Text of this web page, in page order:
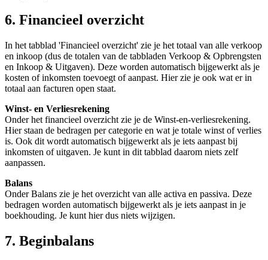
6. Financieel overzicht
In het tabblad 'Financieel overzicht' zie je het totaal van alle verkoop
en inkoop (dus de totalen van de tabbladen Verkoop & Opbrengsten
en Inkoop & Uitgaven). Deze worden automatisch bijgewerkt als je
kosten of inkomsten toevoegt of aanpast. Hier zie je ook wat er in
totaal aan facturen open staat.
Winst- en Verliesrekening
Onder het financieel overzicht zie je de Winst-en-verliesrekening.
Hier staan de bedragen per categorie en wat je totale winst of verlies
is. Ook dit wordt automatisch bijgewerkt als je iets aanpast bij
inkomsten of uitgaven. Je kunt in dit tabblad daarom niets zelf
aanpassen.
Balans
Onder Balans zie je het overzicht van alle activa en passiva. Deze
bedragen worden automatisch bijgewerkt als je iets aanpast in je
boekhouding. Je kunt hier dus niets wijzigen.
7. Beginbalans